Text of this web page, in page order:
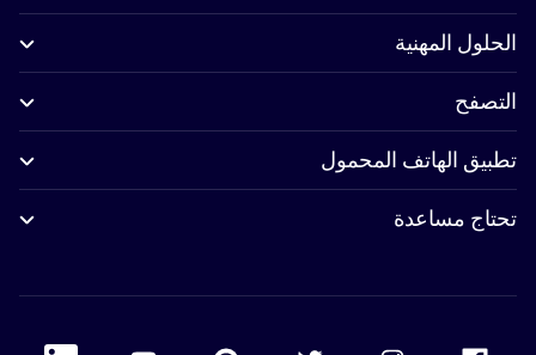
الحلول المهنية
التصفح
تطبيق الهاتف المحمول
تحتاج مساعدة
Accor Youtube
Linkedin